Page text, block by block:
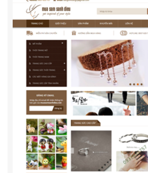
Thời Trang Lộc Thiên